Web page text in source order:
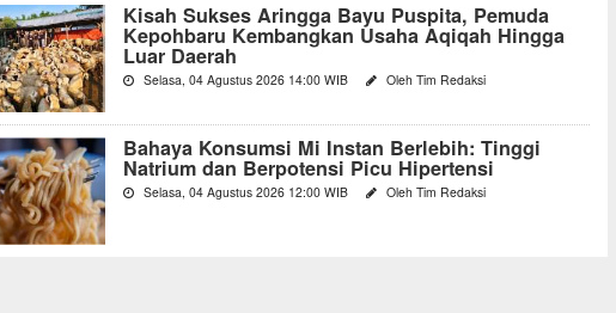
Kisah Sukses Aringga Bayu Puspita, Pemuda
Kepohbaru Kembangkan Usaha Aqiqah Hingga
Luar Daerah
Selasa, 04 Agustus 2026 14:00 WIB Oleh Tim Redaksi
Bahaya Konsumsi Mi Instan Berlebih: Tinggi
Natrium dan Berpotensi Picu Hipertensi
Selasa, 04 Agustus 2026 12:00 WIB Oleh Tim Redaksi